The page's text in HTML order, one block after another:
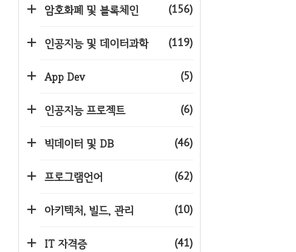
암호화폐 및 블록체인 (156)
인공지능 및 데이터과학 (119)
App Dev (5)
인공지능 프로젝트 (6)
빅데이터 및 DB (46)
프로그램언어 (62)
아키텍처, 빌드, 관리 (10)
IT 자격증 (41)